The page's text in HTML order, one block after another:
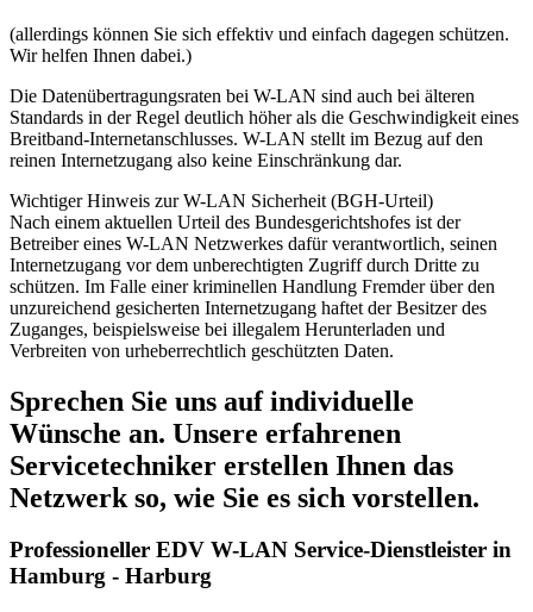
(allerdings können Sie sich effektiv und einfach dagegen schützen.
Wir helfen Ihnen dabei.)
Die Datenübertragungsraten bei W-LAN sind auch bei älteren
Standards in der Regel deutlich höher als die Geschwindigkeit eines
Breitband-Internetanschlusses. W-LAN stellt im Bezug auf den
reinen Internetzugang also keine Einschränkung dar.
Wichtiger Hinweis zur W-LAN Sicherheit (BGH-Urteil)
Nach einem aktuellen Urteil des Bundesgerichtshofes ist der
Betreiber eines W-LAN Netzwerkes dafür verantwortlich, seinen
Internetzugang vor dem unberechtigten Zugriff durch Dritte zu
schützen. Im Falle einer kriminellen Handlung Fremder über den
unzureichend gesicherten Internetzugang haftet der Besitzer des
Zuganges, beispielsweise bei illegalem Herunterladen und
Verbreiten von urheberrechtlich geschützten Daten.
Sprechen Sie uns auf individuelle
Wünsche an. Unsere erfahrenen
Servicetechniker erstellen Ihnen das
Netzwerk so, wie Sie es sich vorstellen.
Professioneller EDV W-LAN Service-Dienstleister in
Hamburg - Harburg